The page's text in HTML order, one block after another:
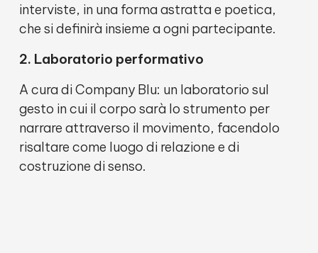
interviste, in una forma astratta e poetica,
che si definirà insieme a ogni partecipante.
2. Laboratorio performativo
A cura di Company Blu: un laboratorio sul
gesto in cui il corpo sarà lo strumento per
narrare attraverso il movimento, facendolo
risaltare come luogo di relazione e di
costruzione di senso.